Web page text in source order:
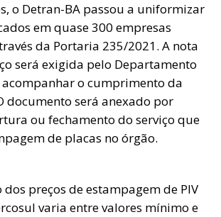
o Detran-BA passou a uniformizar
em quase 300 empresas
da Portaria 235/2021. A nota
será exigida pelo Departamento
o cumprimento da
documento será anexado por
ou fechamento do serviço que
de placas no órgão.
preços de estampagem de PIV
varia entre valores mínimo e